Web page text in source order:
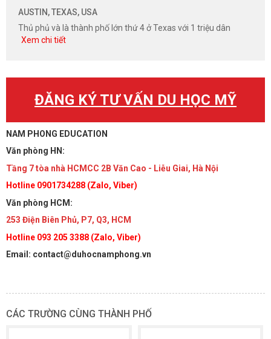
AUSTIN, TEXAS, USA
Thủ phủ và là thành phố lớn thứ 4 ở Texas với 1 triệu dân
Xem chi tiết
ĐĂNG KÝ TƯ VẤN DU HỌC MỸ
NAM PHONG EDUCATION
Văn phòng HN:
Tầng 7 tòa nhà HCMCC 2B Văn Cao - Liễu Giai, Hà Nội
Hotline 0901734288 (Zalo, Viber)
Văn phòng HCM:
253 Điện Biên Phủ, P7, Q3, HCM
Hotline 093 205 3388 (Zalo, Viber)
Email: contact@duhocnamphong.vn
CÁC TRƯỜNG CÙNG THÀNH PHỐ